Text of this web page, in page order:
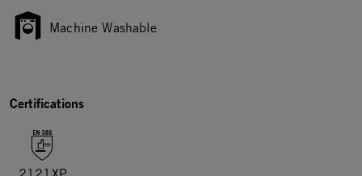
Machine Washable
Certifications